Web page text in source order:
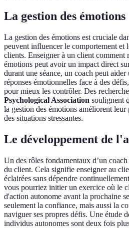
La gestion des émotions
La gestion des émotions est cruciale
peuvent influencer le comportement et
clients. Enseigner à un client comment
émotions peut avoir un impact direct
durant une séance, un coach peut
réponses émotionnelles face à des
pour mieux les contrôler. Des
Psychological Association soulignent
la gestion des émotions améliorent
des situations stressantes.
Le développement de
Un des rôles fondamentaux d’un
du client. Cela signifie enseigner au
éclairées sans dépendre
vous pourriez initier un exercice où le
d'action autonome avant la prochaine
seulement la confiance, mais aussi la
naviguer ses propres défis. Une étude
individus autonomes sont deux fois